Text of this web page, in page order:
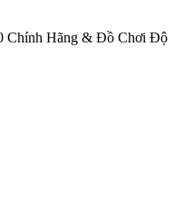
Chính Hãng & Đồ Chơi Độ